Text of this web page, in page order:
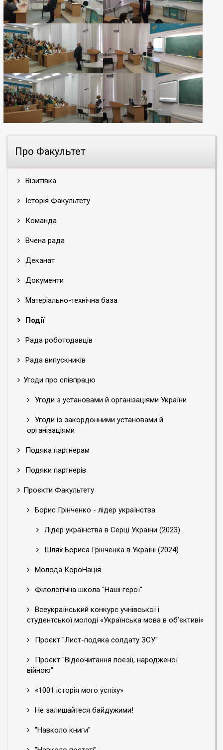
Про Факультет
Візитівка
Історія Факультету
Команда
Вчена рада
Деканат
Документи
Матеріально-технічна база
Події
Рада роботодавців
Рада випускників
Угоди про співпрацю
Угоди з установами й організаціями України
Угоди із закордонними установами й
організаціями
Подяка партнерам
Подяки партнерів
Проєкти Факультету
Борис Грінченко - лідер українства
Лідер українства в Серці України (2023)
Шлях Бориса Грінченка в Україні (2024)
Молода КороНація
Філологічна школа "Наші герої"
Всеукраїнський конкурс учнівської і
студентської молоді «Українська мова в об’єктиві»
Проєкт "Лист-подяка солдату ЗСУ"
Проєкт "Відеочитання поезії, народженої
війною"
«1001 історія мого успіху»
Не залишайтеся байдужими!
"Навколо книги"